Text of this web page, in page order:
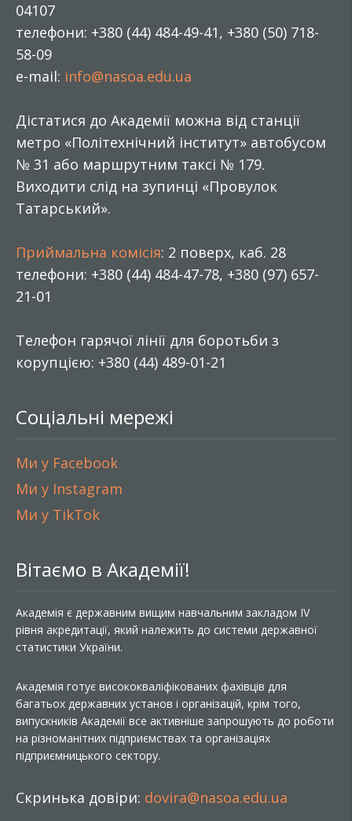
04107
телефони: +380 (44) 484-49-41, +380 (50) 718-
58-09
e-mail: info@nasoa.edu.ua
Дістатися до Академії можна від станції
метро «Політехнічний інститут» автобусом
№ 31 або маршрутним таксі № 179.
Виходити слід на зупинці «Провулок
Татарський».
Приймальна комісія: 2 поверх, каб. 28
телефони: +380 (44) 484-47-78, +380 (97) 657-
21-01
Телефон гарячої лінії для боротьби з
корупцією: +380 (44) 489-01-21
Соціальні мережі
Ми у Facebook
Ми у Instagram
Ми у TikTok
Вітаємо в Академії!
Академія є державним вищим навчальним закладом IV
рівня акредитації, який належить до системи державної
статистики України.
Академія готує висококваліфікованих фахівців для
багатьох державних установ і організацій, крім того,
випускників Академії все активніше запрошують до роботи
на різноманітних підприємствах та організаціях
підприємницького сектору.
Скринька довіри: dovira@nasoa.edu.ua